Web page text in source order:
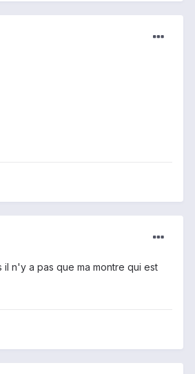
n'y a pas que ma montre qui est